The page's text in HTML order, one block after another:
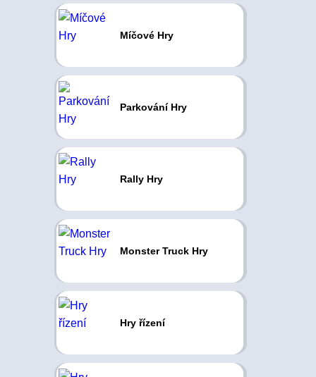
Míčové Hry
Parkování Hry
Rally Hry
Monster Truck Hry
Hry řízení